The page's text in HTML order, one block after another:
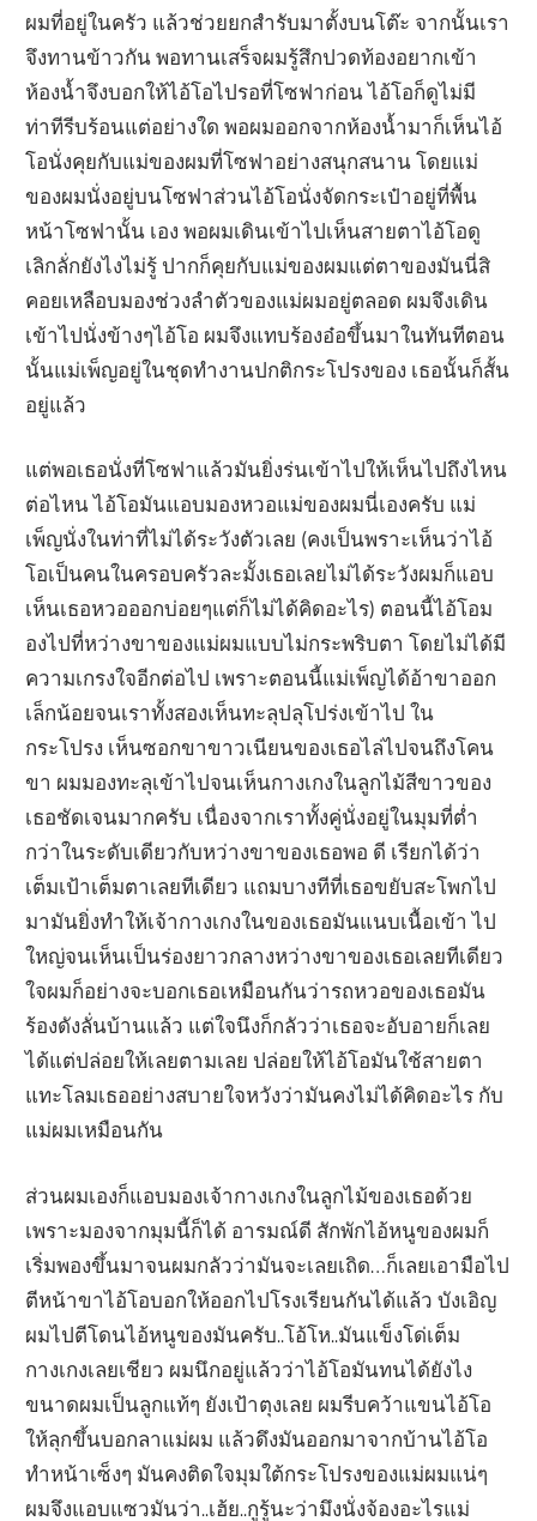
ผมที่อยู่ในครัว แล้วช่วยยกสำรับมาตั้งบนโต๊ะ จากนั้นเรา
จึงทานข้าวกัน พอทานเสร็จผมรู้สึกปวดท้องอยากเข้า
ห้องน้ำจึงบอกให้ไอ้โอไปรอที่โซฟาก่อน ไอ้โอก็ดูไม่มี
ท่าทีรีบร้อนแต่อย่างใด พอผมออกจากห้องน้ำมาก็เห็นไอ้
โอนั่งคุยกับแม่ของผมที่โซฟาอย่างสนุกสนาน โดยแม่
ของผมนั่งอยู่บนโซฟาส่วนไอ้โอนั่งจัดกระเป๋าอยู่ที่พื้น
หน้าโซฟานั้น เอง พอผมเดินเข้าไปเห็นสายตาไอ้โอดู
เลิกลั่กยังไงไม่รู้ ปากก็คุยกับแม่ของผมแต่ตาของมันนี่สิ
คอยเหลือบมองช่วงลำตัวของแม่ผมอยู่ตลอด ผมจึงเดิน
เข้าไปนั่งข้างๆไอ้โอ ผมจึงแทบร้องอ๋อขึ้นมาในทันทีตอน
นั้นแม่เพ็ญอยู่ในชุดทำงานปกติกระโปรงของ เธอนั้นก็สั้น
อยู่แล้ว
แต่พอเธอนั่งที่โซฟาแล้วมันยิ่งร่นเข้าไปให้เห็นไปถึงไหน
ต่อไหน ไอ้โอมันแอบมองหวอแม่ของผมนี่เองครับ แม่
เพ็ญนั่งในท่าที่ไม่ได้ระวังตัวเลย (คงเป็นพราะเห็นว่าไอ้
โอเป็นคนในครอบครัวละมั้งเธอเลยไม่ได้ระวังผมก็แอบ
เห็นเธอหวอออกบ่อยๆแต่ก็ไม่ได้คิดอะไร) ตอนนี้ไอ้โอม
องไปที่หว่างขาของแม่ผมแบบไม่กระพริบตา โดยไม่ได้มี
ความเกรงใจอีกต่อไป เพราะตอนนี้แม่เพ็ญได้อ้าขาออก
เล็กน้อยจนเราทั้งสองเห็นทะลุปลุโปร่งเข้าไป ใน
กระโปรง เห็นซอกขาขาวเนียนของเธอไล่ไปจนถึงโคน
ขา ผมมองทะลุเข้าไปจนเห็นกางเกงในลูกไม้สีขาวของ
เธอชัดเจนมากครับ เนื่องจากเราทั้งคู่นั่งอยู่ในมุมที่ต่ำ
กว่าในระดับเดียวกับหว่างขาของเธอพอ ดี เรียกได้ว่า
เต็มเป้าเต็มตาเลยทีเดียว แถมบางทีที่เธอขยับสะโพกไป
มามันยิ่งทำให้เจ้ากางเกงในของเธอมันแนบเนื้อเข้า ไป
ใหญ่จนเห็นเป็นร่องยาวกลางหว่างขาของเธอเลยทีเดียว
ใจผมก็อย่างจะบอกเธอเหมือนกันว่ารถหวอของเธอมัน
ร้องดังลั่นบ้านแล้ว แต่ใจนึงก็กลัวว่าเธอจะอับอายก็เลย
ได้แต่ปล่อยให้เลยตามเลย ปล่อยให้ไอ้โอมันใช้สายตา
แทะโลมเธออย่างสบายใจหวังว่ามันคงไม่ได้คิดอะไร กับ
แม่ผมเหมือนกัน
ส่วนผมเองก็แอบมองเจ้ากางเกงในลูกไม้ของเธอด้วย
เพราะมองจากมุมนี้ก็ได้ อารมณ์ดี สักพักไอ้หนูของผมก็
เริ่มพองขึ้นมาจนผมกลัวว่ามันจะเลยเถิด…ก็เลยเอามือไป
ตีหน้าขาไอ้โอบอกให้ออกไปโรงเรียนกันได้แล้ว บังเอิญ
ผมไปตีโดนไอ้หนูของมันครับ..โอ้โห..มันแข็งโด่เต็ม
กางเกงเลยเชียว ผมนึกอยู่แล้วว่าไอ้โอมันทนได้ยังไง
ขนาดผมเป็นลูกแท้ๆ ยังเป้าตุงเลย ผมรีบคว้าแขนไอ้โอ
ให้ลุกขึ้นบอกลาแม่ผม แล้วดึงมันออกมาจากบ้านไอ้โอ
ทำหน้าเซ็งๆ มันคงติดใจมุมใต้กระโปรงของแม่ผมแน่ๆ
ผมจึงแอบแซวมันว่า..เฮ้ย..กูรู้นะว่ามึงนั่งจ้องอะไรแม่